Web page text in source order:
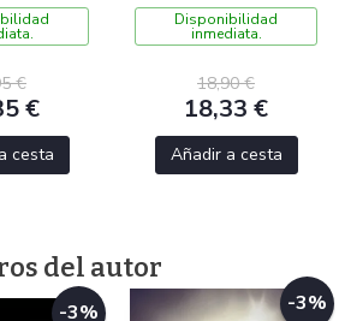
€
€
cesta
Disponibilidad
inmediata.
18,90 €
18,33 €
Añadir a cesta
del autor
-3% -3%